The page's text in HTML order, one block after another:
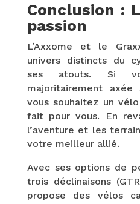
Conclusion :
passion
L’Axxome et le
univers distincts du
ses atouts. Si
majoritairement
vous souhaitez un
fait pour vous. En
l’aventure et les
votre meilleur allié.
Avec ses options de
trois déclinaisons
propose des vélos